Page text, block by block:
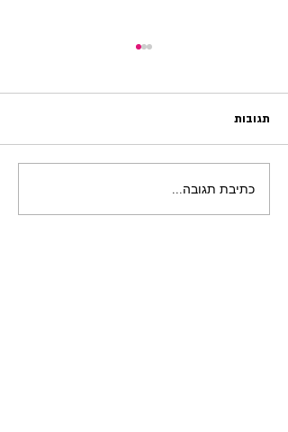
תגובות
כתיבת תגובה...